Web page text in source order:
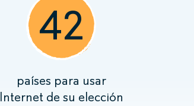
42
países para usar
Internet de su elección